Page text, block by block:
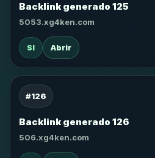
Backlink generado 125
5053.xg4ken.com
SI Abrir
#126
Backlink generado 126
506.xg4ken.com